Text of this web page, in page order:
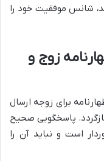
شانس موفقیت خود را
زوج و
برای زوجه ارسال
پاسخگویی صحیح
است و نباید آن را